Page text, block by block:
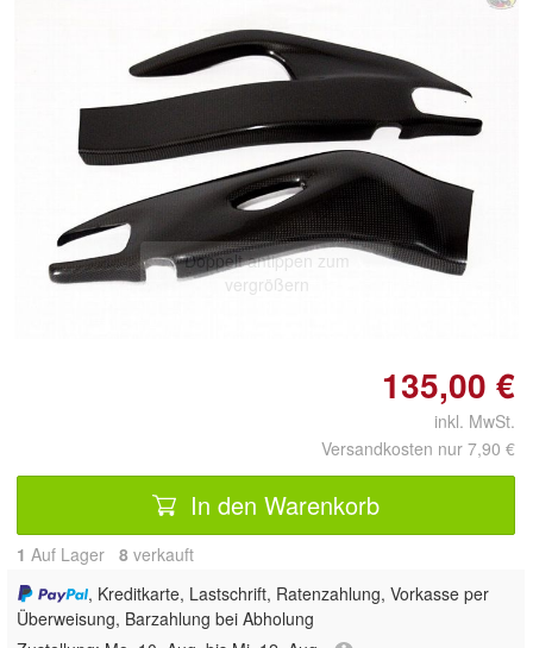
Doppelt antippen zum
vergrößern
135,00 €
inkl. MwSt.
Versandkosten nur 7,90 €
In den Warenkorb
1 Auf Lager 8 verkauft
, Kreditkarte, Lastschrift, Ratenzahlung, Vorkasse per
Überweisung, Barzahlung bei Abholung